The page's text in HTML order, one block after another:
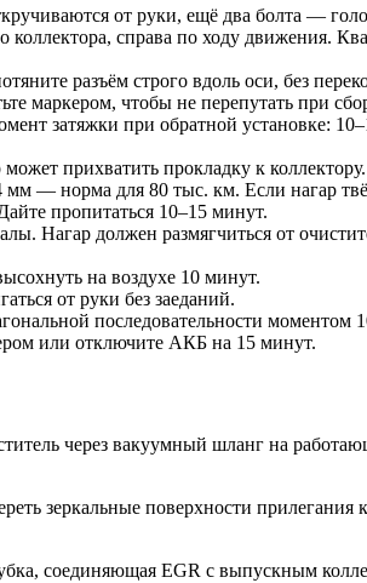
от руки, ещё два болта —
справа по ходу движения.
разъём строго вдоль оси, без
маркером, чтобы не перепутать при
затяжки при обратной установке:
прихватить прокладку к
— норма для 80 тыс. км. Если нагар
пропитаться 10–15 минут.
Нагар должен размягчиться от
на воздухе 10 минут.
от руки без заеданий.
последовательности моментом
или отключите АКБ на 15 минут.
через вакуумный шланг на
зеркальные поверхности
соединяющая EGR с выпускным